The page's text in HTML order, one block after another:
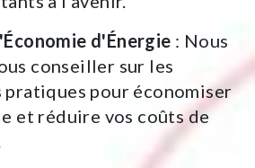
d'Énergie : Nous
conseiller sur les
pratiques pour économiser
et réduire vos coûts de